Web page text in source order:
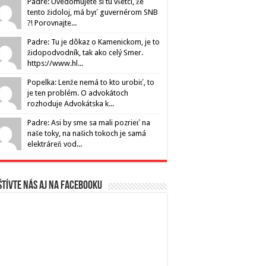
tento židoloj, má byť guvernérom SNB
?! Porovnajte...
Padre: Tu je dôkaz o Kamenickom, je to
židopodvodník, tak ako celý Smer.
https://www.hl...
Popelka: Lenže nemá to kto urobiť, to
je ten problém. O advokátoch
rozhoduje Advokátska k...
Padre: Asi by sme sa mali pozrieť na
naše toky, na našich tokoch je samá
elektráreň vod...
nás aj na Facebooku